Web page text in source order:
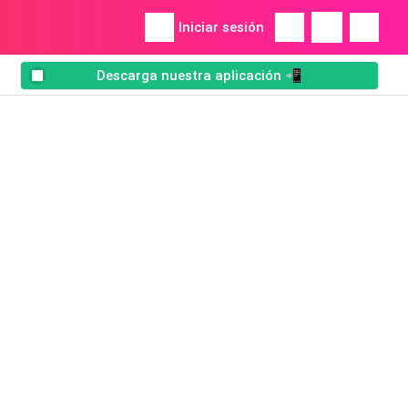
Iniciar sesión
Descarga nuestra aplicación 📲